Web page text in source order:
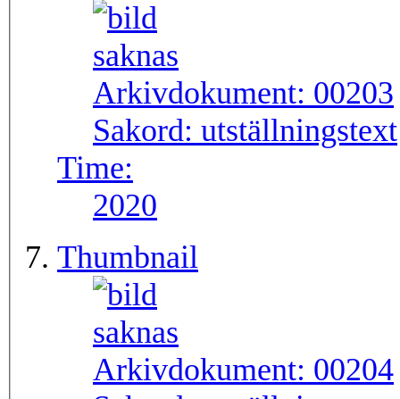
Arkivdokument: 00203
Sakord: utställningstext
Time:
2020
Thumbnail
Arkivdokument: 00204